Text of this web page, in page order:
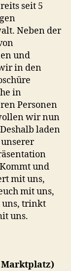
seit 5
Neben der
und
in den
in
Personen
wir nun
laden
und
mit uns,
mit uns,
uns, trinkt
uns.
Marktplatz)